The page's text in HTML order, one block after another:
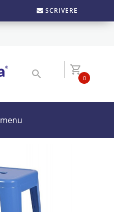
SCRIVERE
0
menu